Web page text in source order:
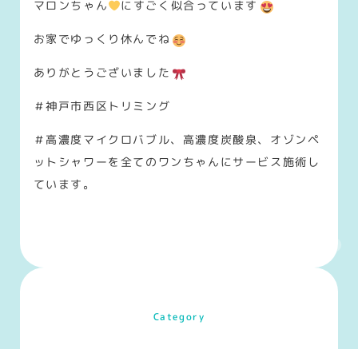
マロンちゃん にすごく似合っています
お家でゆっくり休んでね
ありがとうございました
＃神戸市西区トリミング
＃高濃度マイクロバブル、高濃度炭酸泉、オゾンペ
ットシャワーを全てのワンちゃんにサービス施術し
ています。
Category